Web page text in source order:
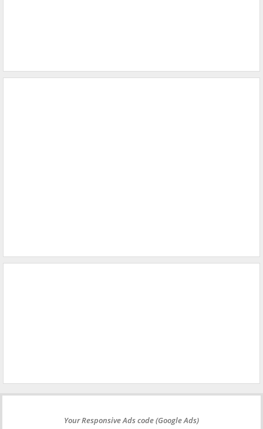
Your Responsive Ads code (Google Ads)